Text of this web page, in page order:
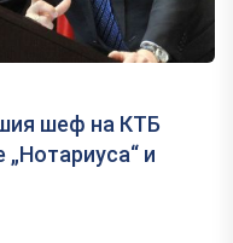
шеф на КТБ
и